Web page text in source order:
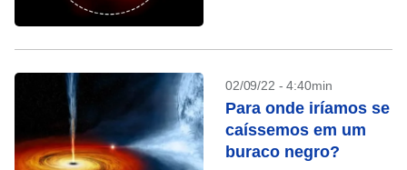
02/09/22 - 4:40min
Para onde iríamos se
caíssemos em um
buraco negro?